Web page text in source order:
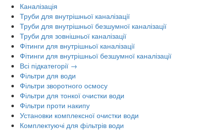
Каналізація
Труби для внутрішньої каналізації
Труби для внутрішньої безшумної каналізації
Труби для зовнішньої каналізації
Фітинги для внутрішньої каналізації
Фітинги для внутрішньої безшумної каналізації
Всі підкатегорії →
Фільтри для води
Фільтри зворотного осмосу
Фільтри для тонкої очистки води
Фільтри проти накипу
Установки комплексної очистки води
Комплектуючі для фільтрів води